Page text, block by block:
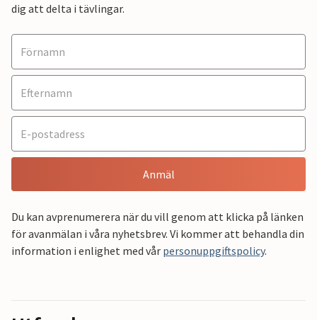
dig att delta i tävlingar.
Anmäl
Du kan avprenumerera när du vill genom att klicka på länken
för avanmälan i våra nyhetsbrev. Vi kommer att behandla din
information i enlighet med vår personuppgiftspolicy.